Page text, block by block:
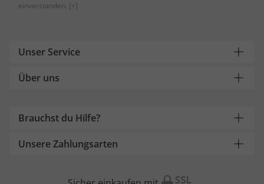
einverstanden. [+]
Unser Service
Über uns
Brauchst du Hilfe?
Unsere Zahlungsarten